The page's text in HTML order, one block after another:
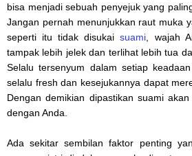
bisa menjadi sebuah penyejuk yang
Jangan pernah menunjukkan raut muka
seperti itu tidak disukaisuami , wajah
tampak lebih jelek dan terlihat lebih tua
Selalu tersenyum dalam setiap
selalu fresh dan kesejukannya dapat
Dengan demikian dipastikan suami
dengan Anda.
Ada sekitar sembilan faktor penting